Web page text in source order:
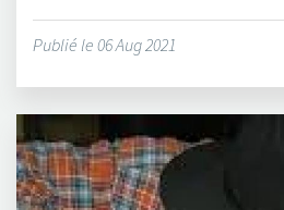
Publié le 06 Aug 2021